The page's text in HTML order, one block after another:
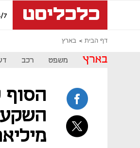
7
דף הבית בארץ
בארץ משפט רכב
הסוף